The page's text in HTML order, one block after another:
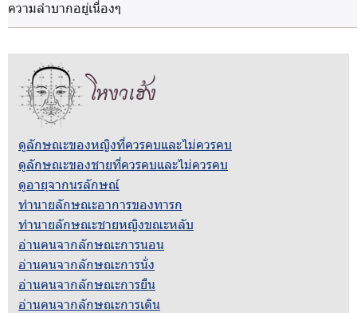
ความลำบากอยู่เนื่องๆ
โหงวเฮ้ง
ดูลักษณะของหญิงที่ควรคบและไม่ควรคบ
ดูลักษณะของชายที่ควรคบและไม่ควรคบ
ดูอายุจากนรลักษณ์
ทำนายลักษณะอาการของทารก
ทำนายลักษณะชายหญิงขณะหลับ
อ่านคนจากลักษณะการนอน
อ่านคนจากลักษณะการนั่ง
อ่านคนจากลักษณะการยืน
อ่านคนจากลักษณะการเดิน